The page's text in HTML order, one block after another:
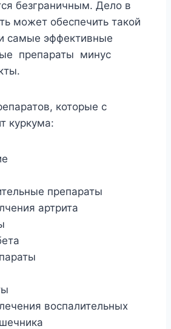
безграничным. Дело в
может обеспечить такой
самые эффективные
препараты минус
которые с
куркума:
препараты
артрита
воспалительных